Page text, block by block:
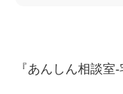
『あんしん相談室